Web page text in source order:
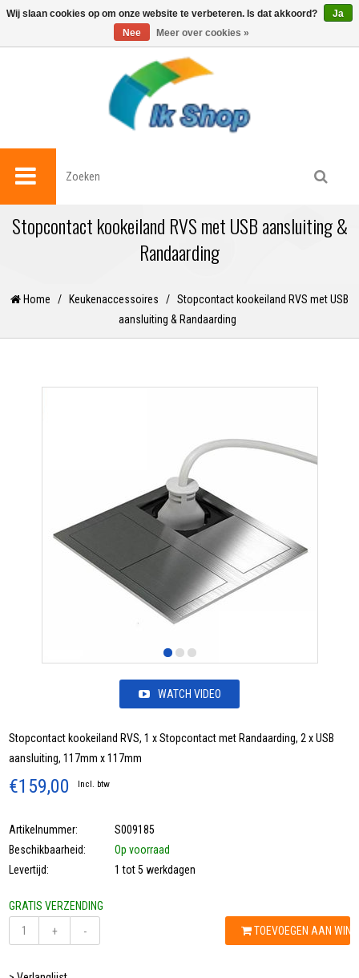
0
Stopcontact kookeiland RVS met USB aansluiting &
Randaarding
Home / Keukenaccessoires / Stopcontact kookeiland RVS met USB
aansluiting & Randaarding
WATCH VIDEO
Stopcontact kookeiland RVS, 1 x Stopcontact met Randaarding, 2 x USB
aansluiting, 117mm x 117mm
€159,00 Incl. btw
Artikelnummer:
S009185
Beschikbaarheid:
Op voorraad
Levertijd:
1 tot 5 werkdagen
GRATIS VERZENDING
+
- TOEVOEGEN AAN
Wij slaan cookies op om onze website te verbeteren. Is dat akkoord?
Ja
Nee
Meer over cookies »